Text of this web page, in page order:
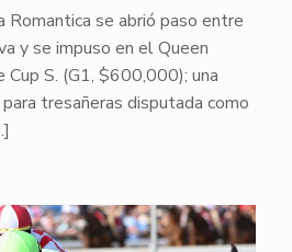
Romantica se abrió paso entre
y se impuso en el Queen
Cup S. (G1, $600,000); una
tresañeras disputada como